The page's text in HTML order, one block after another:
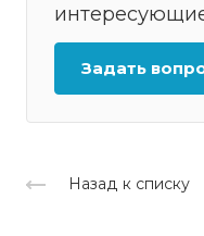
Задать
Назад к списку